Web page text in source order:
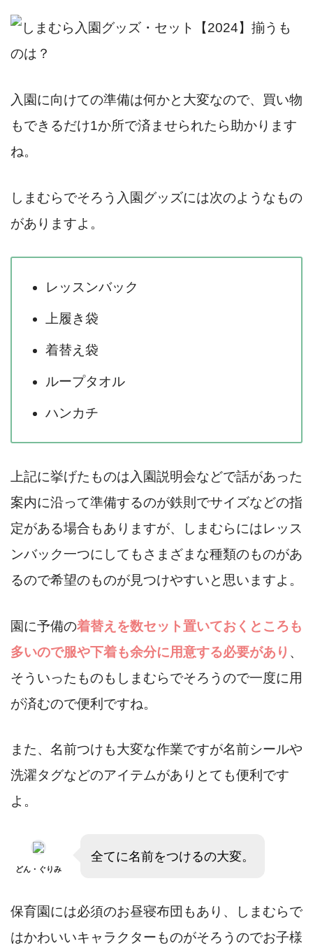
入園に向けての準備は何かと大変なので、買い物
もできるだけ1か所で済ませられたら助かります
ね。
しまむらでそろう入園グッズには次のようなもの
がありますよ。
レッスンバック
上履き袋
着替え袋
ループタオル
ハンカチ
上記に挙げたものは入園説明会などで話があった
案内に沿って準備するのが鉄則でサイズなどの指
定がある場合もありますが、しまむらにはレッス
ンバック一つにしてもさまざまな種類のものがあ
るので希望のものが見つけやすいと思いますよ。
園に予備の着替えを数セット置いておくところも
多いので服や下着も余分に用意する必要があり 、
そういったものもしまむらでそろうので一度に用
が済むので便利ですね。
また、名前つけも大変な作業ですが名前シールや
洗濯タグなどのアイテムがありとても便利です
よ。
どん・ぐりみ
全てに名前をつけるの大変。
保育園には必須のお昼寝布団もあり、しまむらで
はかわいいキャラクターものがそろうのでお子様